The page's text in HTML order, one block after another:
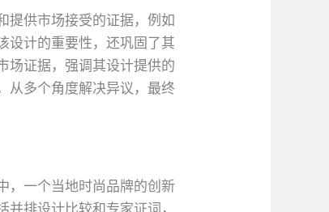
提供市场接受的证据，例如
设计的重要性，还巩固了其
场证据，强调其设计提供的
从多个角度解决异议，最终
，一个当地时尚品牌的创新
排设计比较和专家证词，